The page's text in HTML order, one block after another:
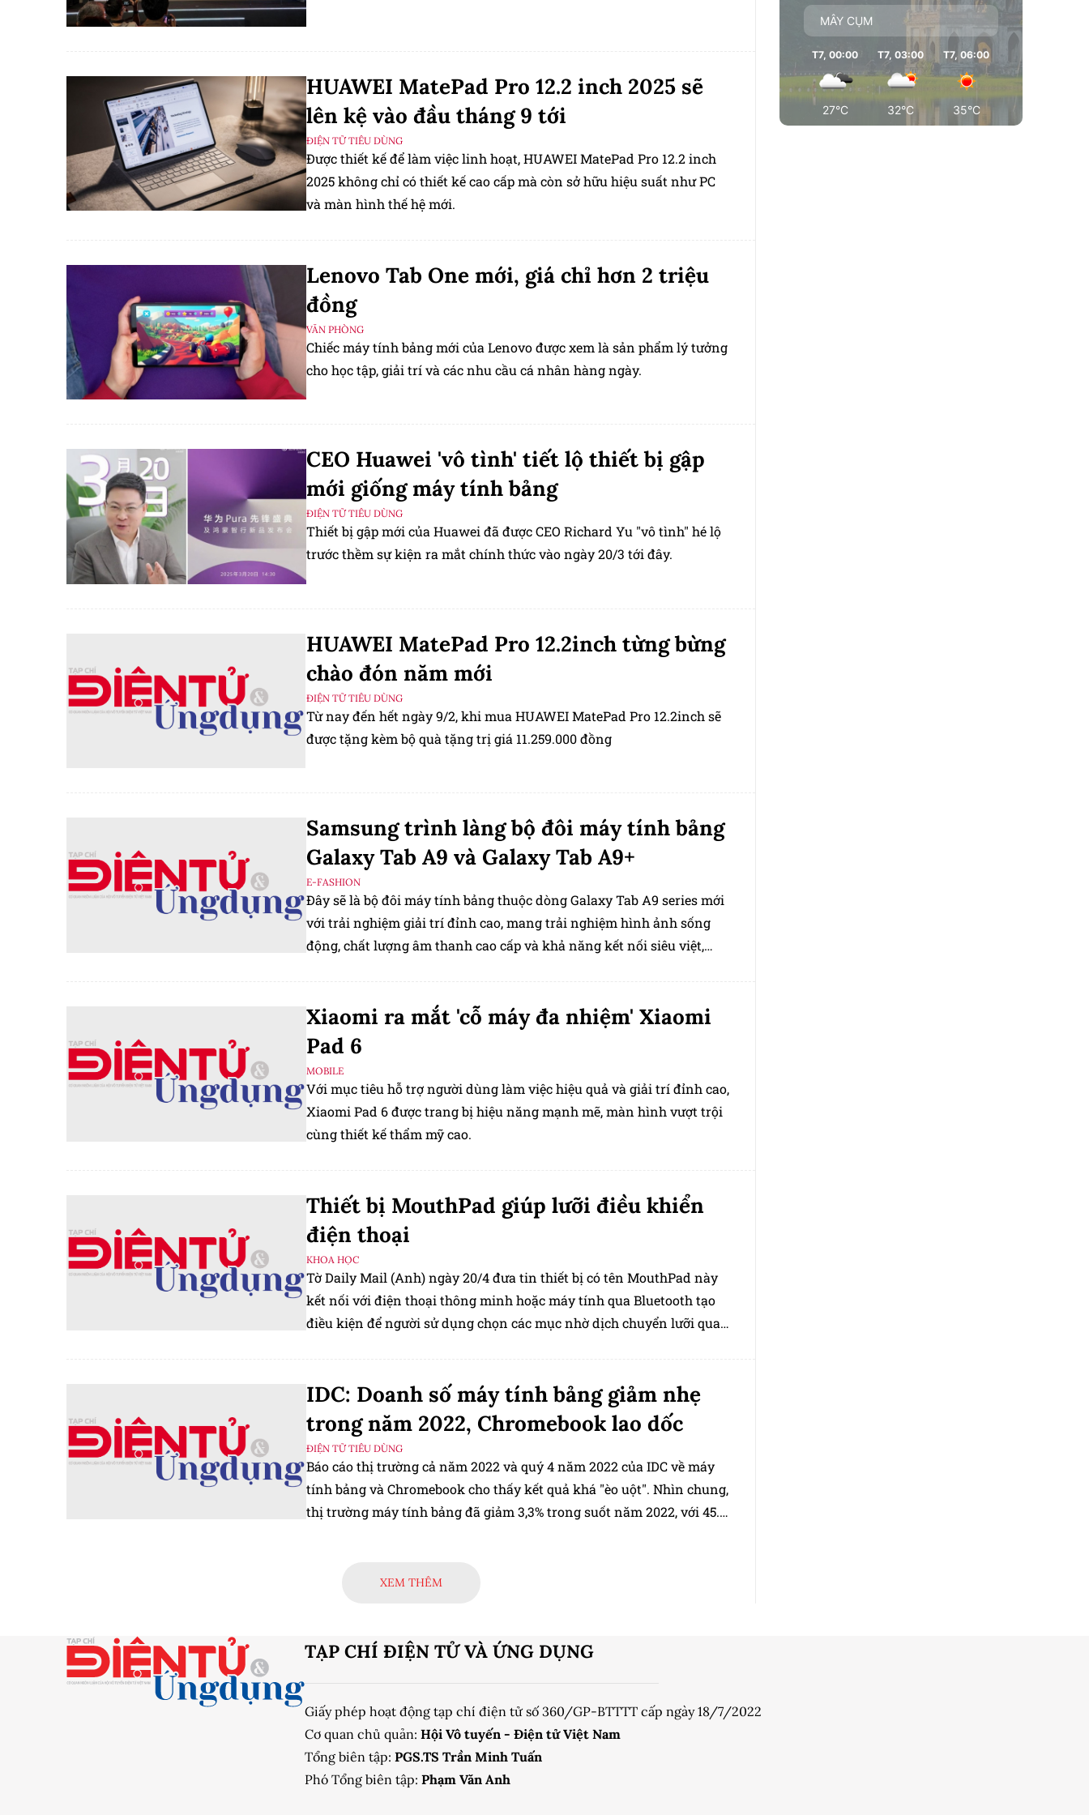
HUAWEI MatePad Pro 12.2 inch 2025 sẽ
lên kệ vào đầu tháng 9 tới
ĐIỆN TỬ TIÊU DÙNG
Được thiết kế để làm việc linh hoạt, HUAWEI MatePad Pro 12.2 inch
2025 không chỉ có thiết kế cao cấp mà còn sở hữu hiệu suất như PC
và màn hình thế hệ mới.
Lenovo Tab One mới, giá chỉ hơn 2 triệu
đồng
VĂN PHÒNG
Chiếc máy tính bảng mới của Lenovo được xem là sản phẩm lý tưởng
cho học tập, giải trí và các nhu cầu cá nhân hàng ngày.
CEO Huawei 'vô tình' tiết lộ thiết bị gập
mới giống máy tính bảng
ĐIỆN TỬ TIÊU DÙNG
Thiết bị gập mới của Huawei đã được CEO Richard Yu "vô tình" hé lộ
trước thềm sự kiện ra mắt chính thức vào ngày 20/3 tới đây.
HUAWEI MatePad Pro 12.2inch từng bừng
chào đón năm mới
ĐIỆN TỬ TIÊU DÙNG
Từ nay đến hết ngày 9/2, khi mua HUAWEI MatePad Pro 12.2inch sẽ
được tặng kèm bộ quà tặng trị giá 11.259.000 đồng
Samsung trình làng bộ đôi máy tính bảng
Galaxy Tab A9 và Galaxy Tab A9+
E-FASHION
Đây sẽ là bộ đôi máy tính bảng thuộc dòng Galaxy Tab A9 series mới
với trải nghiệm giải trí đỉnh cao, mang trải nghiệm hình ảnh sống
động, chất lượng âm thanh cao cấp và khả năng kết nối siêu việt,
Xiaomi ra mắt 'cỗ máy đa nhiệm' Xiaomi
Pad 6
MOBILE
Với mục tiêu hỗ trợ người dùng làm việc hiệu quả và giải trí đỉnh cao,
Xiaomi Pad 6 được trang bị hiệu năng mạnh mẽ, màn hình vượt trội
cùng thiết kế thẩm mỹ cao.
Thiết bị MouthPad giúp lưỡi điều khiển
điện thoại
KHOA HỌC
Tờ Daily Mail (Anh) ngày 20/4 đưa tin thiết bị có tên MouthPad này
kết nối với điện thoại thông minh hoặc máy tính qua Bluetooth tạo
điều kiện để người sử dụng chọn các mục nhờ dịch chuyển lưỡi qua
IDC: Doanh số máy tính bảng giảm nhẹ
trong năm 2022, Chromebook lao dốc
ĐIỆN TỬ TIÊU DÙNG
Báo cáo thị trường cả năm 2022 và quý 4 năm 2022 của IDC về máy
tính bảng và Chromebook cho thấy kết quả khá "èo uột". Nhìn chung,
thị trường máy tính bảng đã giảm 3,3% trong suốt năm 2022, với 45.7
XEM THÊM
MÂY CỤM
T7, 00:00
27°C
T7, 03:00
32°C
T7, 06:00
35°C
TẠP CHÍ ĐIỆN TỬ VÀ ỨNG DỤNG
Giấy phép hoạt động tạp chí điện tử số 360/GP-BTTTT cấp ngày 18/7/2022
Cơ quan chủ quản: Hội Vô tuyến - Điện tử Việt Nam
Tổng biên tập: PGS.TS Trần Minh Tuấn
Phó Tổng biên tập: Phạm Văn Anh